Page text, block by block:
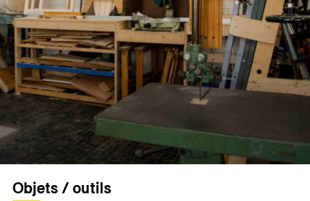
Objets / outils